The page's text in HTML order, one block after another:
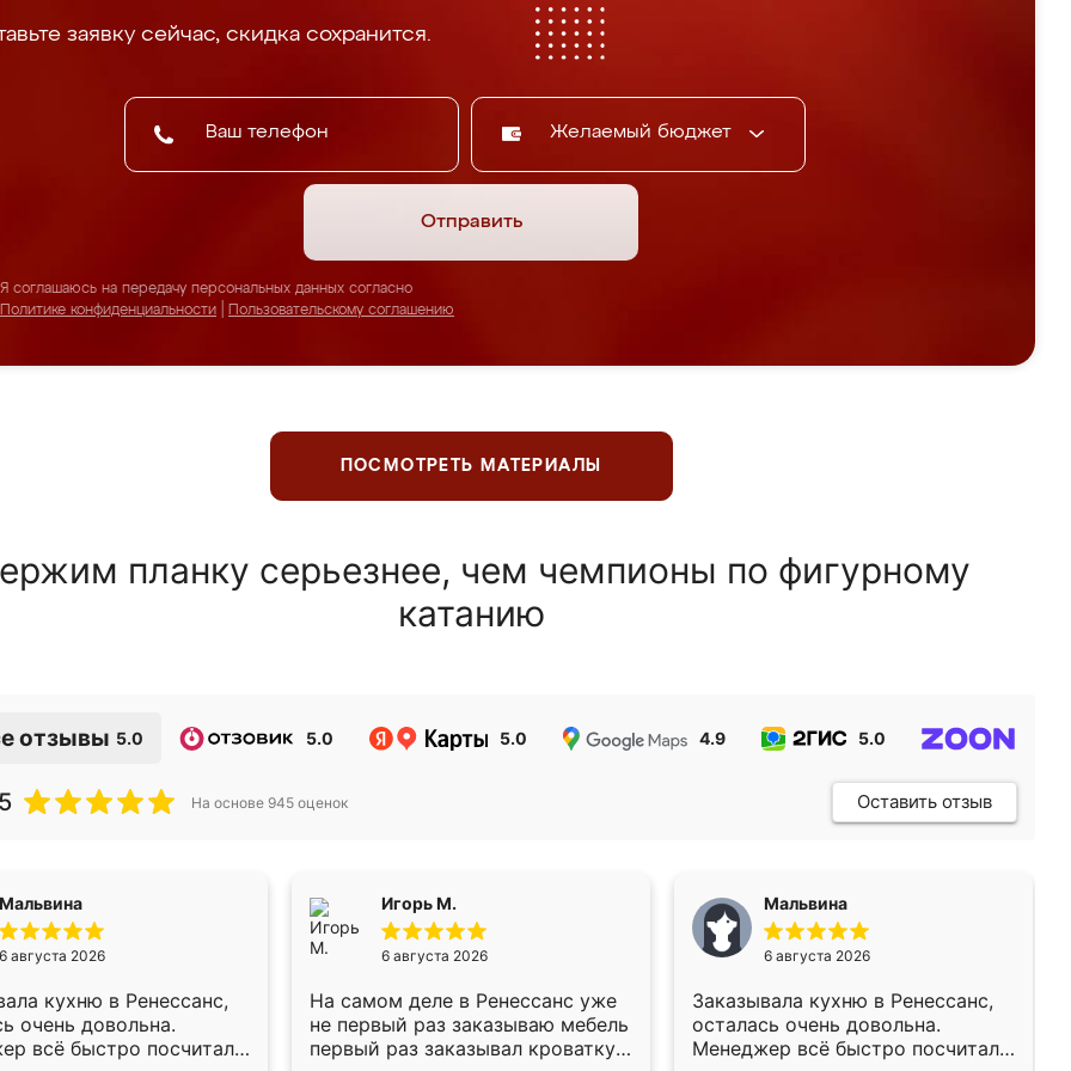
заявку сейчас, скидка сохранится.
Желаемый бюджет
Отправить
Я соглашаюсь на передачу персональных данных согласно
Политике конфиденциальности
Пользовательскому соглашению
ПОСМОТРЕТЬ МАТЕРИАЛЫ
планку серьезнее, чем чемпионы по фигурному
катанию
отзывы 5.0 5.0 5.0 4.9 5.0
На основе 945 оценок Оставить отзыв
Мальвина
6 августа 2026
кухню в Ренессанс,
очень довольна.
всё быстро посчитала,
Игорь М.
6 августа 2026
На самом деле в Ренессанс уже
не первый раз заказываю мебель
первый раз заказывал кроватку
Мальвина
6 августа 2026
Заказывала кухню в Ренессанс,
осталась очень довольна.
Менеджер всё быстро посчитала,